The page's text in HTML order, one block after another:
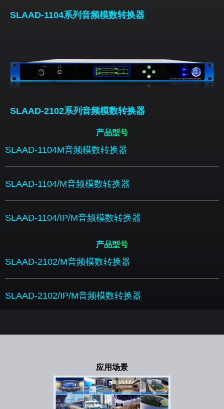
SLAAD-1104系列音频模数转换器
SLAAD-2102系列音频模数转换器
产品型号
SLAAD-1104M音频模数转换器
SLAAD-1104/M音频模数转换器
SLAAD-1104/IP/M音频模数转换器
产品型号
SLAAD-2102/M音频模数转换器
SLAAD-2102/IP/M音频模数转换器
应用场景